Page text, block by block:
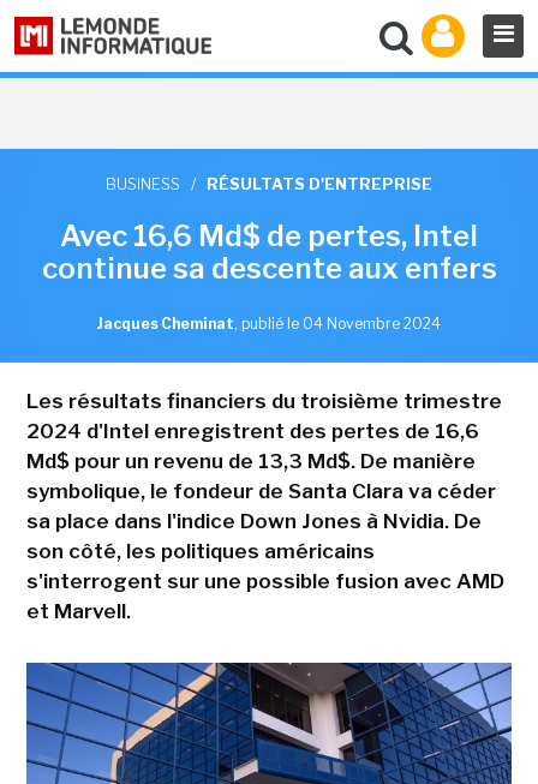
BUSINESS / RÉSULTATS D'ENTREPRISE
Avec 16,6 Md$ de pertes, Intel
continue sa descente aux enfers
Jacques Cheminat, publié le 04 Novembre 2024
Les résultats financiers du troisième trimestre
2024 d'Intel enregistrent des pertes de 16,6
Md$ pour un revenu de 13,3 Md$. De manière
symbolique, le fondeur de Santa Clara va céder
sa place dans l'indice Down Jones à Nvidia. De
son côté, les politiques américains
s'interrogent sur une possible fusion avec AMD
et Marvell.